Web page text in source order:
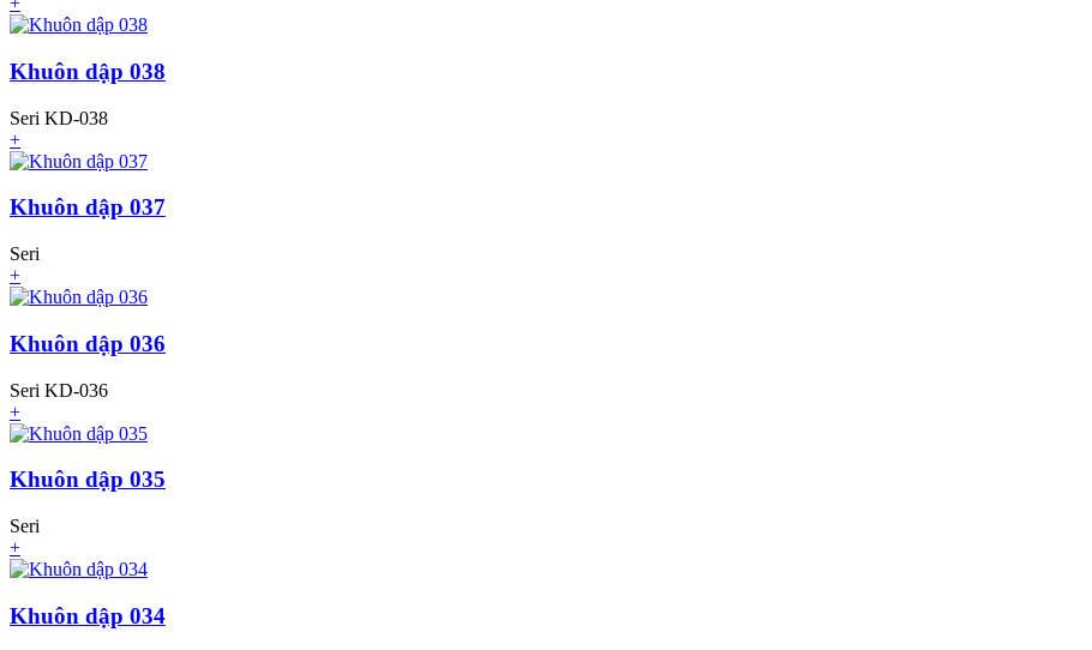
Khuôn dập 038
Seri KD-038
+
Khuôn dập 037
Seri
+
Khuôn dập 036
Seri KD-036
+
Khuôn dập 035
Seri
+
Khuôn dập 034